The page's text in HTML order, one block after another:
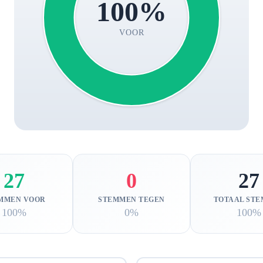
100%
VOOR
27
VOOR
100%
0
STEMMEN TEGEN
0%
27
TOTAAL
100%